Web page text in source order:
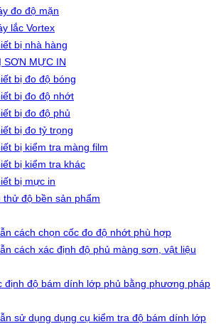
đo độ mặn
lắc Vortex
bị nhà hàng
SƠN MỰC IN
bị đo độ bóng
bị đo độ nhớt
bị đo độ phủ
bị đo tỷ trọng
bị kiểm tra màng film
bị kiểm tra khác
bị mực in
thử độ bền sản phẩm
cách chọn cốc đo độ nhớt phù hợp
cách xác định độ phủ màng sơn, vật liệu
định độ bám dính lớp phủ bằng phương pháp
sử dụng dụng cụ kiểm tra độ bám dính lớp